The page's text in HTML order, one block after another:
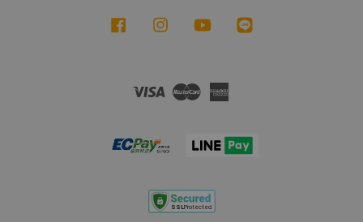
Facebook Instagram YouTube
Visa Master